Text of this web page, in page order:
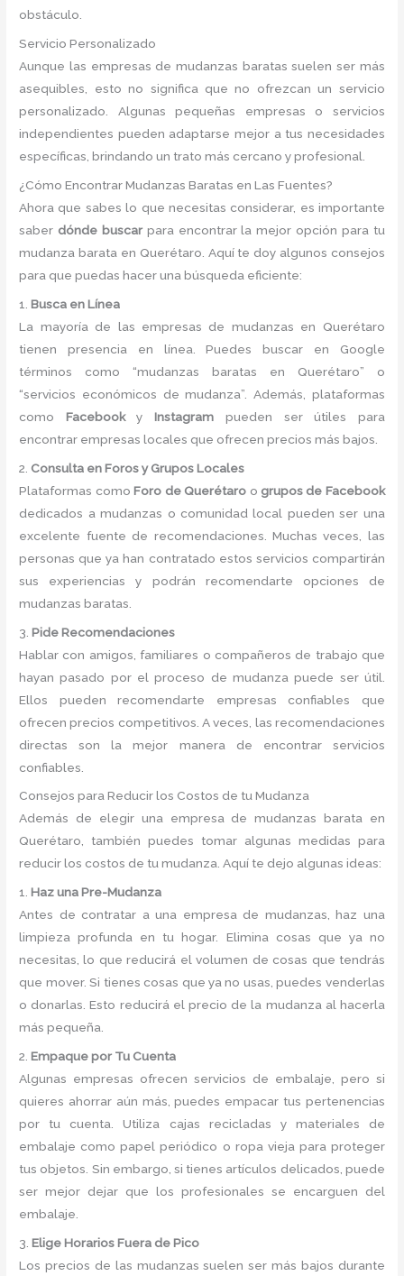
obstáculo.
Servicio Personalizado
Aunque las empresas de mudanzas baratas suelen ser más
asequibles, esto no significa que no ofrezcan un servicio
personalizado. Algunas pequeñas empresas o servicios
independientes pueden adaptarse mejor a tus necesidades
específicas, brindando un trato más cercano y profesional.
¿Cómo Encontrar Mudanzas Baratas en Las Fuentes?
Ahora que sabes lo que necesitas considerar, es importante
saber dónde buscarpara encontrar la mejor opción para tu
mudanza barata en Querétaro. Aquí te doy algunos consejos
para que puedas hacer una búsqueda eficiente:
1.Busca en Línea
La mayoría de las empresas de mudanzas en Querétaro
tienen presencia en línea. Puedes buscar en Google
términos como “mudanzas baratas en Querétaro” o
“servicios económicos de mudanza”. Además, plataformas
como FacebookyInstagram pueden ser útiles para
encontrar empresas locales que ofrecen precios más bajos.
2. Consulta en Foros y Grupos Locales
Plataformas comoForo de Querétaro o grupos de Facebook
dedicados a mudanzas o comunidad local pueden ser una
excelente fuente de recomendaciones. Muchas veces, las
personas que ya han contratado estos servicios compartirán
sus experiencias y podrán recomendarte opciones de
mudanzas baratas.
3.Pide Recomendaciones
Hablar con amigos, familiares o compañeros de trabajo que
hayan pasado por el proceso de mudanza puede ser útil.
Ellos pueden recomendarte empresas confiables que
ofrecen precios competitivos. A veces, las recomendaciones
directas son la mejor manera de encontrar servicios
confiables.
Consejos para Reducir los Costos de tu Mudanza
Además de elegir una empresa de mudanzas barata en
Querétaro, también puedes tomar algunas medidas para
reducir los costos de tu mudanza. Aquí te dejo algunas ideas:
1.Haz una Pre-Mudanza
Antes de contratar a una empresa de mudanzas, haz una
limpieza profunda en tu hogar. Elimina cosas que ya no
necesitas, lo que reducirá el volumen de cosas que tendrás
que mover. Si tienes cosas que ya no usas, puedes venderlas
o donarlas. Esto reducirá el precio de la mudanza al hacerla
más pequeña.
2.Empaque por Tu Cuenta
Algunas empresas ofrecen servicios de embalaje, pero si
quieres ahorrar aún más, puedes empacar tus pertenencias
por tu cuenta. Utiliza cajas recicladas y materiales de
embalaje como papel periódico o ropa vieja para proteger
tus objetos. Sin embargo, si tienes artículos delicados, puede
ser mejor dejar que los profesionales se encarguen del
embalaje.
3.Elige Horarios Fuera de Pico
Los precios de las mudanzas suelen ser más bajos durante